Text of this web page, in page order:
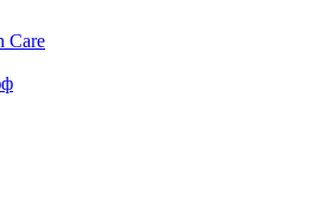
Care